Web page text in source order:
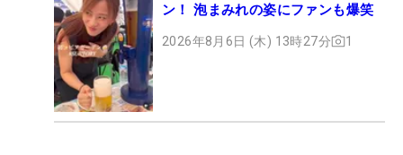
ン！ 泡まみれの姿にファンも爆笑
2026年8月6日 (木) 13時27分 1